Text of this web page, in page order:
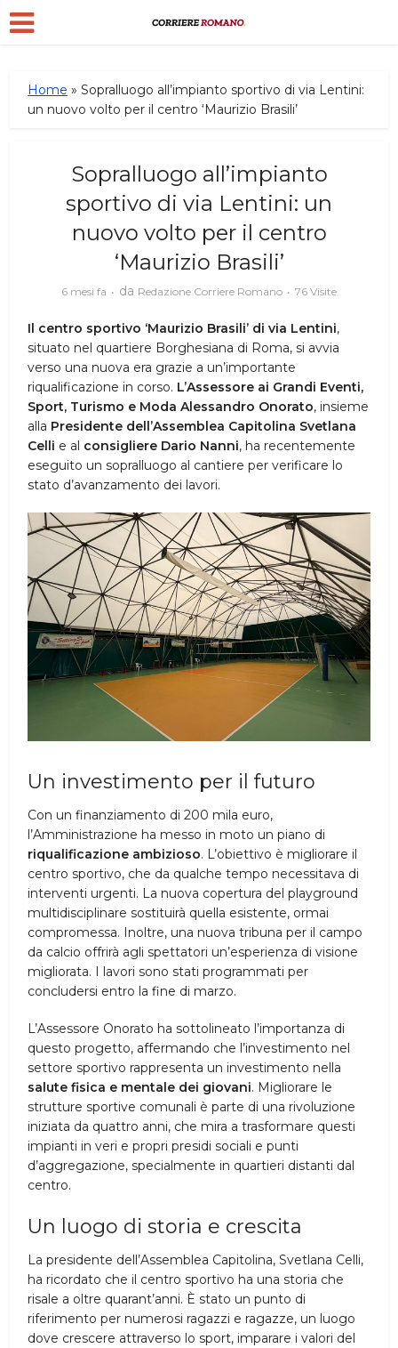
Home »Sopralluogo all’impianto sportivo di via Lentini:
un nuovo volto per il centro ‘Maurizio Brasili’
Sopralluogo all’impianto
sportivo di via Lentini: un
nuovo volto per il centro
‘Maurizio Brasili’
6 mesi fa da Redazione Corriere Romano 76 Visite
Il centro sportivo ‘Maurizio Brasili’ di via Lentini,
situato nel quartiere Borghesiana di Roma, si avvia
verso una nuova era grazie a un’importante
riqualificazione in corso. L’Assessore ai Grandi Eventi,
Sport, Turismo e Moda Alessandro Onorato, insieme
alla Presidente dell’Assemblea Capitolina Svetlana
Celli e al consigliere Dario Nanni, ha recentemente
eseguito un sopralluogo al cantiere per verificare lo
stato d’avanzamento dei lavori.
Un investimento per il futuro
Con un finanziamento di 200 mila euro,
l’Amministrazione ha messo in moto un piano di
riqualificazione ambizioso. L’obiettivo è migliorare il
centro sportivo, che da qualche tempo necessitava di
interventi urgenti. La nuova copertura del playground
multidisciplinare sostituirà quella esistente, ormai
compromessa. Inoltre, una nuova tribuna per il campo
da calcio offrirà agli spettatori un’esperienza di visione
migliorata. I lavori sono stati programmati per
concludersi entro la fine di marzo.
L’Assessore Onorato ha sottolineato l’importanza di
questo progetto, affermando che l’investimento nel
settore sportivo rappresenta un investimento nella
salute fisica e mentale dei giovani. Migliorare le
strutture sportive comunali è parte di una rivoluzione
iniziata da quattro anni, che mira a trasformare questi
impianti in veri e propri presidi sociali e punti
d’aggregazione, specialmente in quartieri distanti dal
centro.
Un luogo di storia e crescita
La presidente dell’Assemblea Capitolina, Svetlana Celli,
ha ricordato che il centro sportivo ha una storia che
risale a oltre quarant’anni. È stato un punto di
riferimento per numerosi ragazzi e ragazze, un luogo
dove crescere attraverso lo sport, imparare i valori del